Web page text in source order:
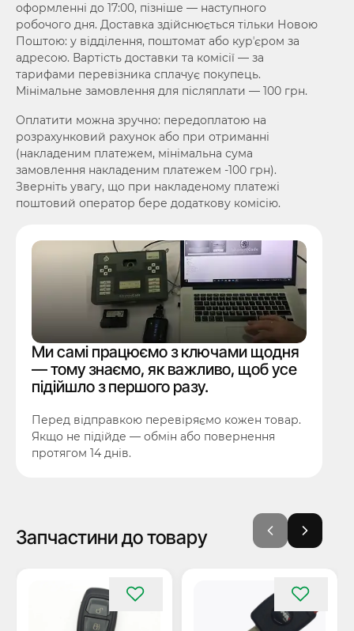
оформленні до 17:00, пізніше — наступного
робочого дня. Доставка здійснюється тільки Новою
Поштою: у відділення, поштомат або курʼєром за
адресою. Вартість доставки та комісії — за
тарифами перевізника сплачує покупець.
Мінімальне замовлення для післяплати — 100 грн.
Оплатити можна зручно: передоплатою на
розрахунковий рахунок або при отриманні
(накладеним платежем, мінімальна сума
замовлення накладеним платежем -100 грн).
Зверніть увагу, що при накладеному платежі
поштовий оператор бере додаткову комісію.
Ми самі працюємо з ключами щодня
— тому знаємо, як важливо, щоб усе
підійшло з першого разу.
Перед відправкою перевіряємо кожен товар.
Якщо не підійде — обмін або повернення
протягом 14 днів.
Запчастини до товару